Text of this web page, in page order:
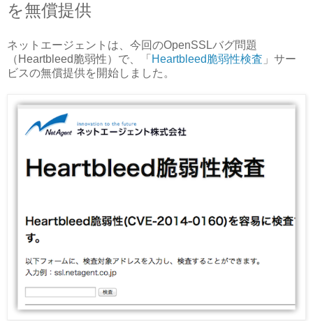
を無償提供
ネットエージェントは、今回のOpenSSLバグ問題
（Heartbleed脆弱性）で、「 Heartbleed脆弱性検査 」サー
ビスの無償提供を開始しました。